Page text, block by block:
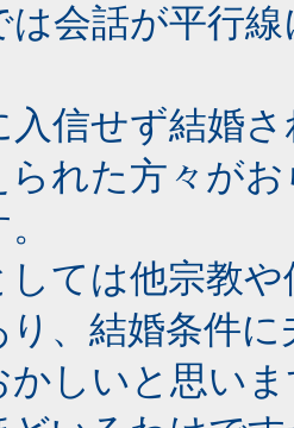
は会話が平行
入信せず結婚
られた方々が
ては他宗教
り、結婚条件
かしいと思い